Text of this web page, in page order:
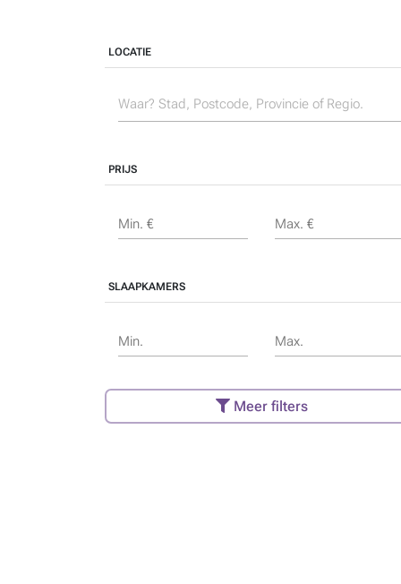
LOCATIE
PRIJS
Min. € Max. €
SLAAPKAMERS
Min. Max.
Meer filters